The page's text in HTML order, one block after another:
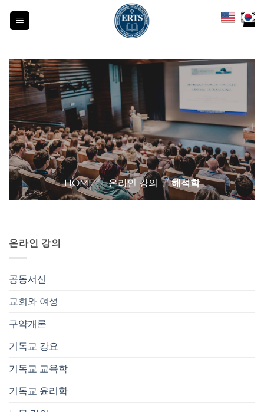
HOME / 온라인 강의 / 해석학
온라인 강의
공동서신
교회와 여성
구약개론
기독교 강요
기독교 교육학
기독교 윤리학